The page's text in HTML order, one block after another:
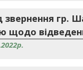
звернення гр.
щодо